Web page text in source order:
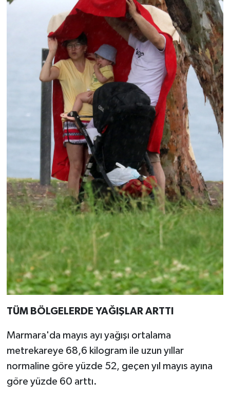
TÜM BÖLGELERDE YAĞIŞLAR ARTTI
Marmara'da mayıs ayı yağışı ortalama
metrekareye 68,6 kilogram ile uzun yıllar
normaline göre yüzde 52, geçen yıl mayıs ayına
göre yüzde 60 arttı.